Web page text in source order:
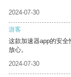
2024-07-30
游客
这款加速器app的安
放心。
2024-07-30